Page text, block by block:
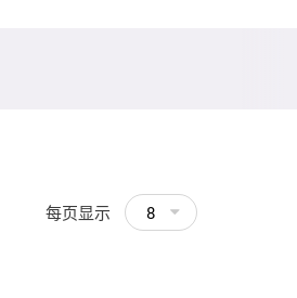
每页显示 8